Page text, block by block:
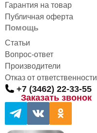
Гарантия на товар
Публичная оферта
Помощь
Статьи
Вопрос-ответ
Производители
Отказ от ответственности
+7 (3462) 22-33-55
Заказать звонок